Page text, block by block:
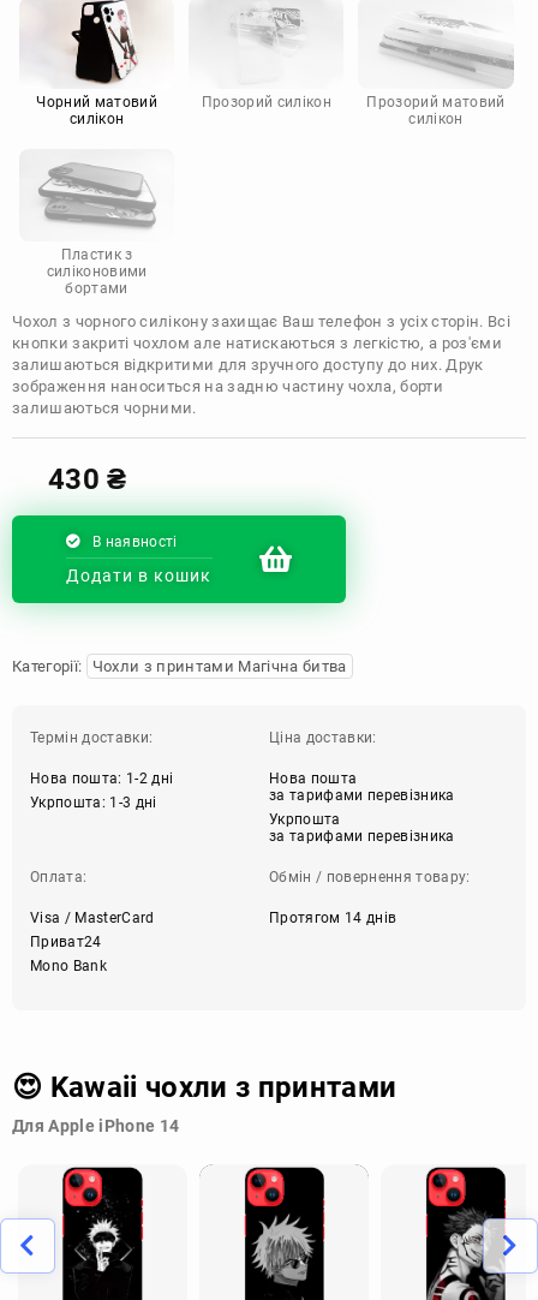
Motorola
Чорний матовий
силікон
Прозорий силікон
Прозорий матовий
силікон
Пластик з
силіконовими
бортами
Чохол з чорного силікону захищає Ваш телефон з усіх сторін. Всі
кнопки закриті чохлом але натискаються з легкістю, а роз'єми
залишаються відкритими для зручного доступу до них. Друк
зображення наноситься на задню частину чохла, борти
залишаються чорними.
430₴
В наявності
Додати в кошик
Категорії: Чохли з принтами Магічна битва
Термін доставки:
Нова пошта: 1-2 дні
Укрпошта: 1-3 дні
Ціна доставки:
Нова пошта
за тарифами перевізника
Укрпошта
за тарифами перевізника
Оплата:
Visa / MasterCard
Приват24
Mono Bank
Обмін / повернення товару:
Протягом 14 днів
😍 Kawaii чохли з принтами
Для Apple iPhone 14